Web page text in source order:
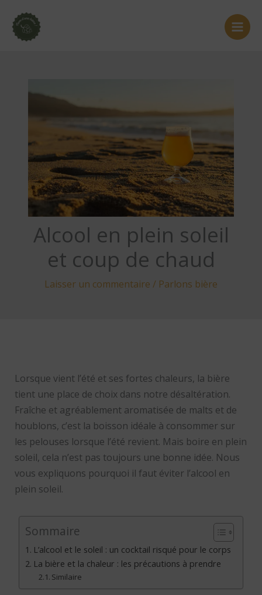
contenu
Alcool en plein soleil
et coup de chaud
Laisser un commentaire / Parlons bière
Lorsque vient l’été et ses fortes chaleurs, la bière
tient une place de choix dans notre désaltération.
Fraîche et agréablement aromatisée de malts et de
houblons, c’est la boisson idéale à consommer sur
les pelouses lorsque l’été revient. Mais boire en plein
soleil, cela n’est pas toujours une bonne idée. Nous
vous expliquons pourquoi il faut éviter l’alcool en
plein soleil.
Sommaire
L’alcool et le soleil : un cocktail risqué pour le corps
La bière et la chaleur : les précautions à prendre
Similaire